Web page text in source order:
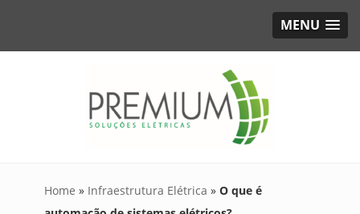
MENU
Home » Infraestrutura Elétrica » O que é